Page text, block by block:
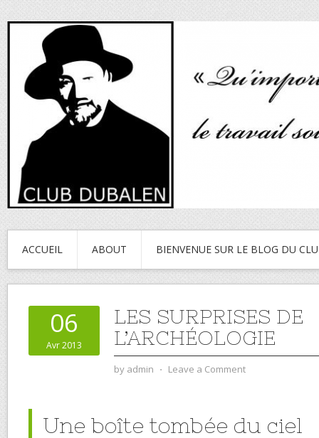
ACCUEIL ABOUT BIENVENUE SUR LE BLOG DU
06
Avr 2013
LES SURPRISES DE
L’ARCHÉOLOGIE
by admin ⋅ Leave a Comment
Une boîte tombée du ciel